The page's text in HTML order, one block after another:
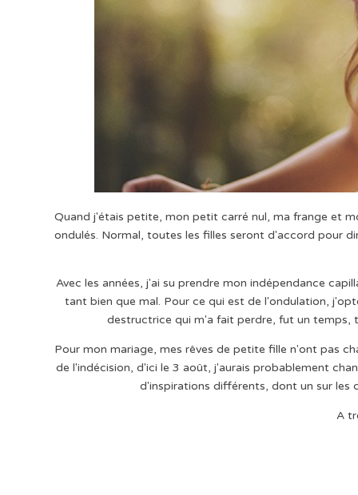
Quand j'étais petite, mon petit carré nul, ma frange et
ondulés. Normal, toutes les filles seront d'accord pour
Avec les années, j'ai su prendre mon indépendance
tant bien que mal. Pour ce qui est de l'ondulation,
destructrice qui m'a fait perdre, fut un temps,
Pour mon mariage, mes rêves de petite fille n'ont pas
de l'indécision, d'ici le 3 août, j'aurais probablement
d'inspirations différents, dont un sur les
A